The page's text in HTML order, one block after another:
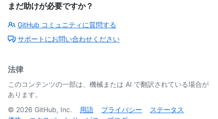
まだ助けが必要ですか？
GitHub コミュニティに質問する
サポートにお問い合わせください
法律
このコンテンツの一部は、機械または AI で翻訳されている場合が
あります。
© 2026 GitHub, Inc. 用語 プライバシー
ステータス